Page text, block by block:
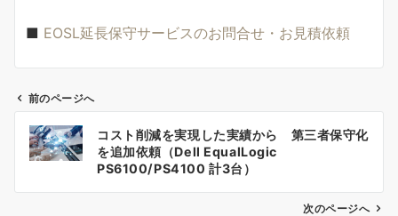
■ EOSL延長保守サービスのお問合せ・お見積依頼
投
稿
前のページへ
コスト削減を実現した実績から 第三者保守化
を追加依頼（Dell EqualLogic
PS6100/PS4100 計3台）
次のページへ